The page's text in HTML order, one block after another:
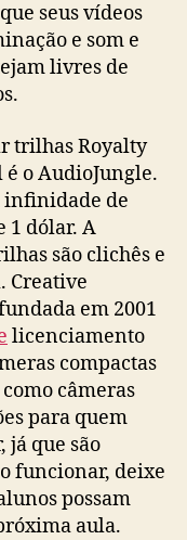
seus vídeos
e som e
livres de
trilhas Royalty
é o AudioJungle.
infinidade de
1 dólar. A
são clichês e
Creative
em 2001
licenciamento
compactas
câmeras
para quem
já que são
funcionar, deixe
possam
aula.